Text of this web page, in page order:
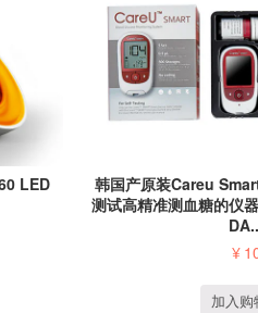
LED
韩国产原装Careu
测试高精准测血糖的仪
¥
加入购